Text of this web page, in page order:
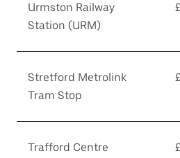
Urmston Railway
Station (URM)
Stretford Metrolink
Tram Stop
Trafford Centre